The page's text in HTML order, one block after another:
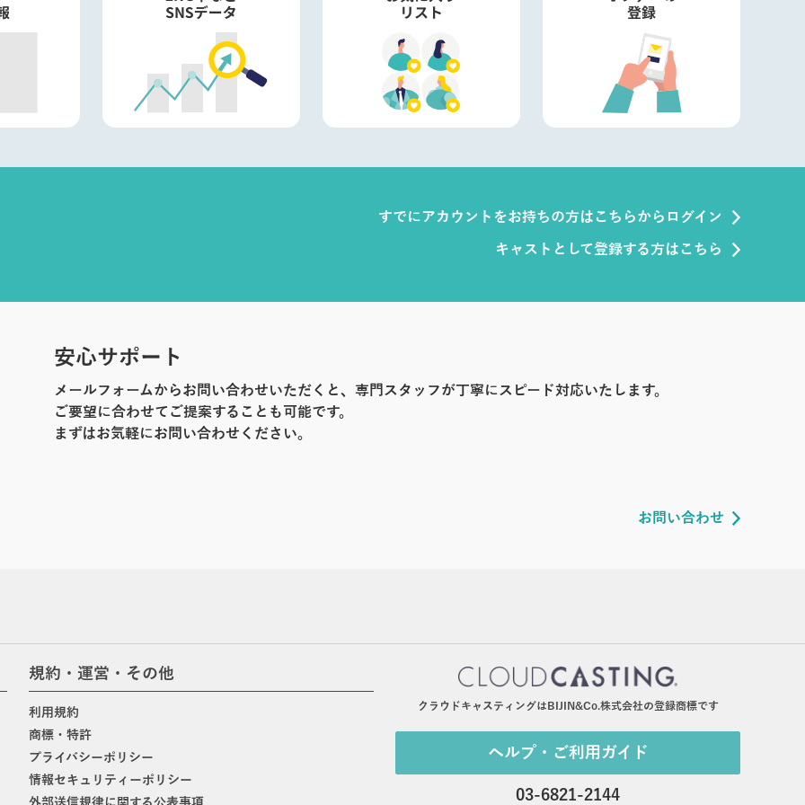
すでにアカウントをお持ちの方はこちらからログイン
キャストとして登録する方はこちら
安心サポート
メールフォームからお問い合わせいただくと、専門スタッフが丁寧にスピード対応いたします。
ご要望に合わせてご提案することも可能です。
まずはお気軽にお問い合わせください。
お問い合わせ
規約・運営・その他
利用規約
商標・特許
プライバシーポリシー
情報セキュリティーポリシー
クラウドキャスティングはBIJIN&Co.株式会社の登録商標です
ヘルプ・ご利用ガイド
03-6821-2144